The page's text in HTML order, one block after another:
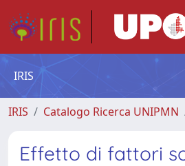
IRIS
IRIS Catalogo Ricerca UNIPMN
Effetto di fattori